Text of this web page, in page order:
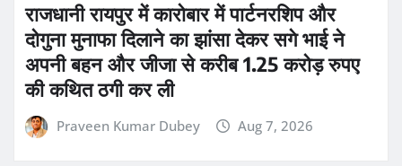
राजधानी रायपुर में कारोबार में पार्टनरशिप और
दोगुना मुनाफा दिलाने का झांसा देकर सगे भाई ने
अपनी बहन और जीजा से करीब 1.25 करोड़ रुपए
की कथित ठगी कर ली
Praveen Kumar Dubey Aug 7, 2026